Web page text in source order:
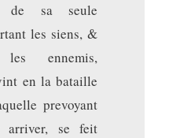
de sa seule
les siens, &
les ennemis,
en la bataille
prevoyant
se feit